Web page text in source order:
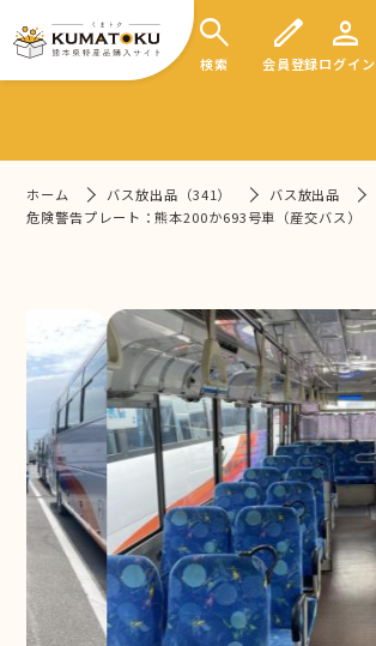
search
検索
edit
会員登録
person
ログイン
ホーム バス放出品（341）
バス放出品
危険警告プレート：熊本200か693号車（産交バス）